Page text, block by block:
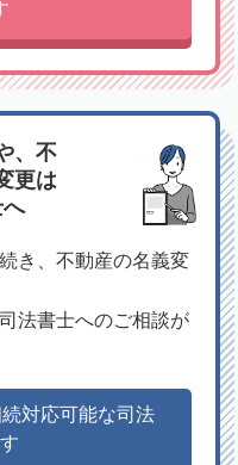
、不
更は
き、不動産の名義変
法書士へのご相談が
対応可能な司法